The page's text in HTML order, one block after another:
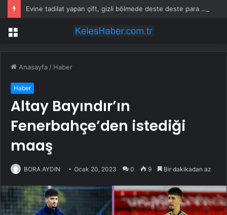
Evine tadilat yapan çift, gizli bölmede deste deste para buldu
Menü
Anasayfa / Haber
Haber
Altay Bayındır’ın
Fenerbahçe’den istediği
maaş
BORA AYDIN Ocak 20, 2023 0 9 Bir dakikadan az